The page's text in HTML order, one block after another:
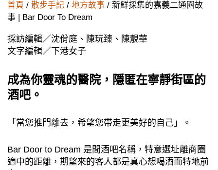
首頁 / 散步手記 / 地方故事 / 新鮮採集的嘉義二通圈故
事 | Bar Door To Dream
採訪編輯／沈佾庭、陳玩臻、陳靚華
文字編輯／下港女子
成為你靈魂的醫院，隱匿在寧靜街區的
酒吧。
「當您推門離去，希望您帶走更美好的自己」。
Bar Door to Dream 是間酒吧名稱，特意選址離商圈
適中的距離，期望來的客人都是真心想喝酒而特地前